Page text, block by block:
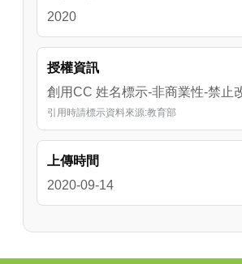
2020
授權資訊
創用CC 姓名標示-非商業性-禁止
引用時請標示資料來源:教育部
上傳時間
2020-09-14